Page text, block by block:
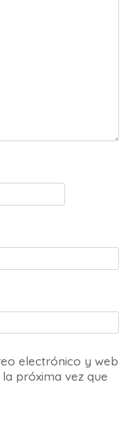
electrónico y web
próxima vez que